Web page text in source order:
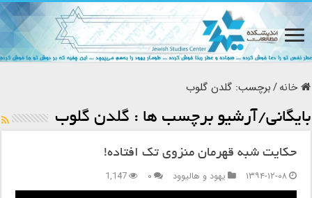
خانه/برچسب:گلدن گلوب
بایگانی/آرشیو برچسب ها : گلدن گلوب
حکایت شبه قهرمان منزوی تک افتاده!
۱۳۹۴-۱۲-۰۸
یهود و هالیوود ۰ 1,147